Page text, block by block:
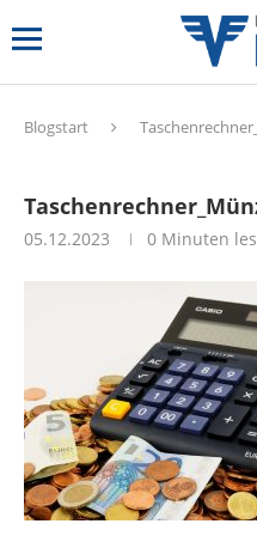
Blogstart
05.12.2023 0 Minuten